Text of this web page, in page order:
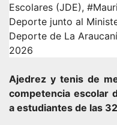
Escolares (JDE),
Deporte junto al
Deporte de La
2026
Ajedrez y tenis de
competencia escolar
a estudiantes de las